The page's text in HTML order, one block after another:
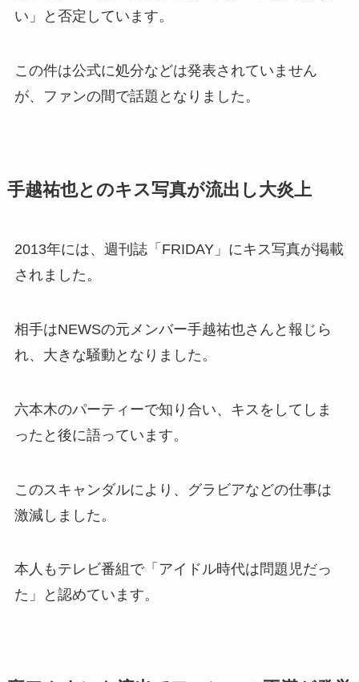
い」と否定しています。
この件は公式に処分などは発表されていません
が、ファンの間で話題となりました。
手越祐也とのキス写真が流出し大炎上
2013年には、週刊誌「FRIDAY」にキス写真が掲載
されました。
相手はNEWSの元メンバー手越祐也さんと報じら
れ、大きな騒動となりました。
六本木のパーティーで知り合い、キスをしてしま
ったと後に語っています。
このスキャンダルにより、グラビアなどの仕事は
激減しました。
本人もテレビ番組で「アイドル時代は問題児だっ
た」と認めています。